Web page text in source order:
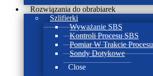
Rozwiązania do obrabiarek
Szlifierki
Wyważanie SBS
Kontroli Procesu SBS
Pomiar W Trakcie Procesu
Sondy Dotykowe
Close